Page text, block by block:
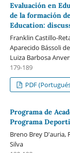
Evaluación en
de la formación
Education:
Franklin Castillo-
Aparecido Bássoli
Luiza Barbosa
179-189
PDF
Programa de
Programa
Breno Brey D'auria,
Silva